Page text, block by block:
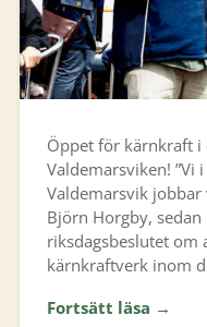
Öppet för kärnkraft i
Valdemarsviken!
Valdemarsvik
Björn Horgby,
riksdagsbeslutet om
kärnkraftverk inom
Fortsätt läsa →